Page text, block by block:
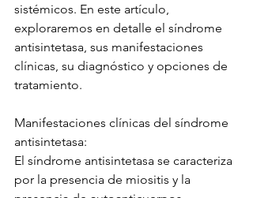
sistémicos. En este artículo,
exploraremos en detalle el síndrome
antisintetasa, sus manifestaciones
clínicas, su diagnóstico y opciones de
tratamiento.
Manifestaciones clínicas del síndrome
antisintetasa:
El síndrome antisintetasa se caracteriza
por la presencia de miositis y la